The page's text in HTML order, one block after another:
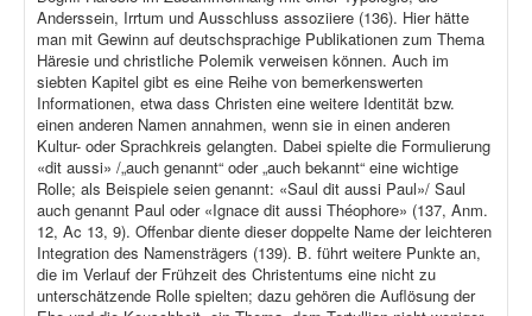
Anderssein, Irrtum und Ausschluss assoziiere (136). Hier hätte
man mit Gewinn auf deutschsprachige Publikationen zum Thema
Häresie und christliche Polemik verweisen können. Auch im
siebten Kapitel gibt es eine Reihe von bemerkenswerten
Informationen, etwa dass Christen eine weitere Identität bzw.
einen anderen Namen annahmen, wenn sie in einen anderen
Kultur- oder Sprachkreis gelangten. Dabei spielte die Formulierung
«dit aussi» /„auch genannt“ oder „auch bekannt“ eine wichtige
Rolle; als Beispiele seien genannt: «Saul dit aussi Paul»/ Saul
auch genannt Paul oder «Ignace dit aussi Théophore» (137, Anm.
12, Ac 13, 9). Offenbar diente dieser doppelte Name der leichteren
Integration des Namensträgers (139). B. führt weitere Punkte an,
die im Verlauf der Frühzeit des Christentums eine nicht zu
unterschätzende Rolle spielten; dazu gehören die Auflösung der